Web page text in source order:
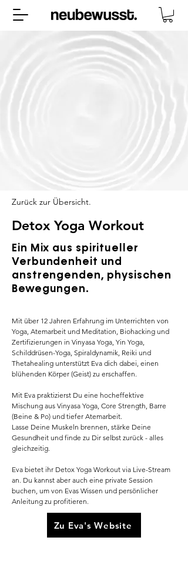
Zurück zur Übersicht.
Detox Yoga Workout
Ein Mix aus spiritueller
Verbundenheit und
anstrengenden, physischen
Bewegungen.
Mit über 12 Jahren Erfahrung im Unterrichten von
Yoga, Atemarbeit und Meditation, Biohacking und
Zertifizierungen in Vinyasa Yoga, Yin Yoga,
Schilddrüsen-Yoga, Spiraldynamik, Reiki und
Thetahealing unterstützt Eva dich dabei, einen
blühenden Körper (Geist) zu erschaffen.
Mit Eva praktizierst Du eine hocheffektive
Mischung aus Vinyasa Yoga, Core Strength, Barre
(Beine & Po) und tiefer Atemarbeit.
Lasse Deine Muskeln brennen, stärke Deine
Gesundheit und finde zu Dir selbst zurück - alles
gleichzeitig.
Eva bietet ihr Detox Yoga Workout via Live-Stream
an. Du kannst aber auch eine private Session
buchen, um von Evas Wissen und persönlicher
Anleitung zu profitieren.
Zu Eva's Website